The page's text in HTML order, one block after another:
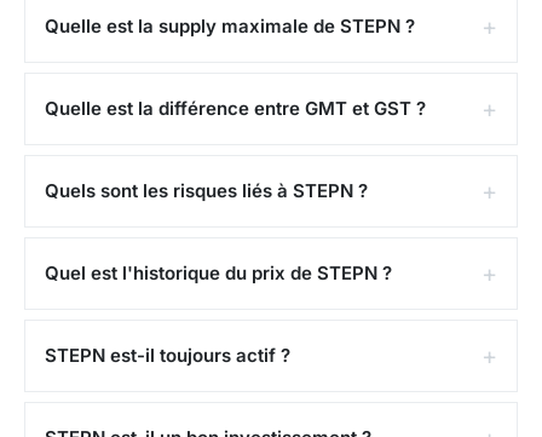
: ATH au-dessus de 4 $ dans une
un phénomène viral
modèle move-to-earn montrant ses limites
Quelle est la supply maximale de STEPN ?
Quelle est la différence entre GMT et GST ?
Quels sont les risques liés à STEPN ?
Quel est l'historique du prix de STEPN ?
STEPN est-il toujours actif ?